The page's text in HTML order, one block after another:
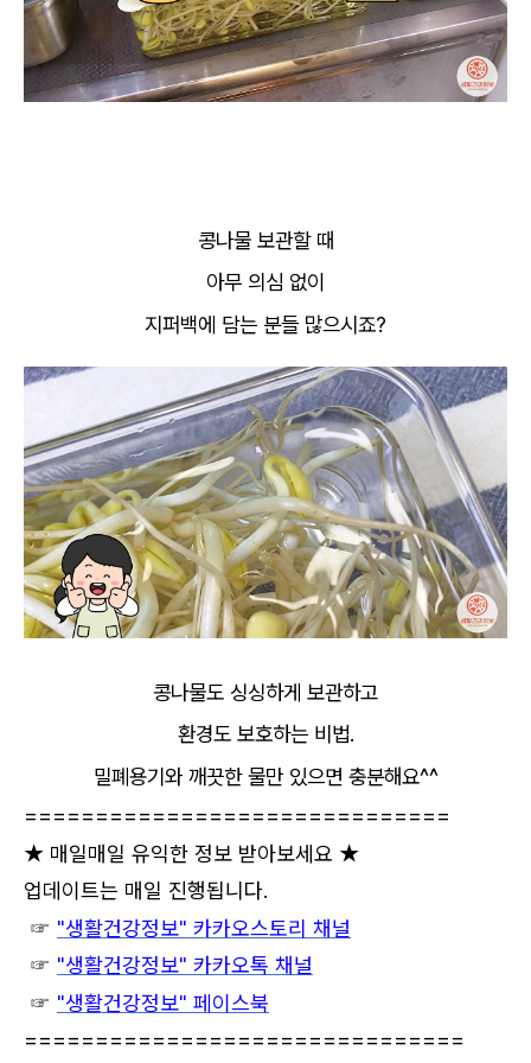
콩나물 보관할 때
아무 의심 없이
지퍼백에 담는 분들 많으시죠?
콩나물도 싱싱하게 보관하고
환경도 보호하는 비법.
밀폐용기와 깨끗한 물만 있으면 충분해요^^
==============================
★ 매일매일 유익한 정보 받아보세요 ★
업데이트는 매일 진행됩니다.
☞ "생활건강정보" 카카오스토리 채널
☞ "생활건강정보" 카카오톡 채널
☞ "생활건강정보" 페이스북
===============================